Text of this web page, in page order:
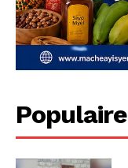
Populaire